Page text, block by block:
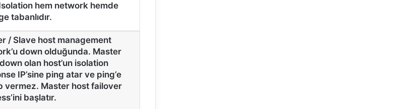
hem network hemde
tabanlıdır.
/ Slave host management
down olduğunda. Master
olan host’un isolation
IP’sine ping atar ve ping’e
vermez. Master host failover
başlatır.